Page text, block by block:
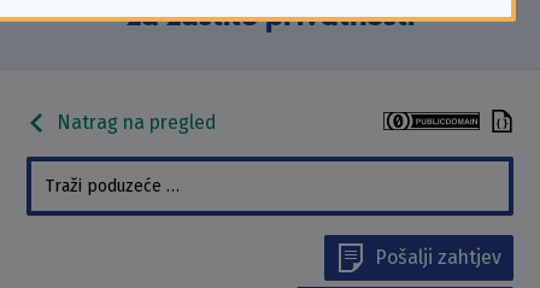
za zaštitu privatnosti
Natrag na pregled
Pošalji zahtjev